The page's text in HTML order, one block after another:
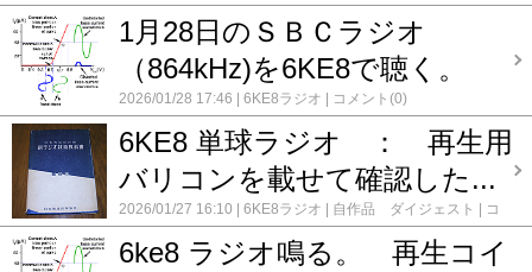
1月28日のＳＢＣラジオ
（864kHz)を6KE8で聴く。
2026/01/28 17:46 6KE8ラジオ コメント(0)
6KE8 単球ラジオ ： 再生用
バリコンを載せて確認した...
2026/01/27 16:10 6KE8ラジオ 自作品 ダイジェスト
コ
メント(0)
6ke8 ラジオ鳴る。 再生コイ